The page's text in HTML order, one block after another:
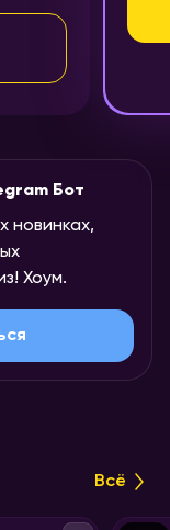
Бот
новинках,
Хоум.
Всё